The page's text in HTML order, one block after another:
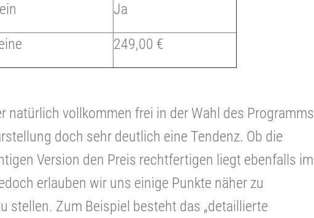
Ja
249,00 €
natürlich vollkommen frei in der Wahl des Programms
doch sehr deutlich eine Tendenz. Ob die
Version den Preis rechtfertigen liegt ebenfalls im
erlauben wir uns einige Punkte näher zu
stellen. Zum Beispiel besteht das „detaillierte